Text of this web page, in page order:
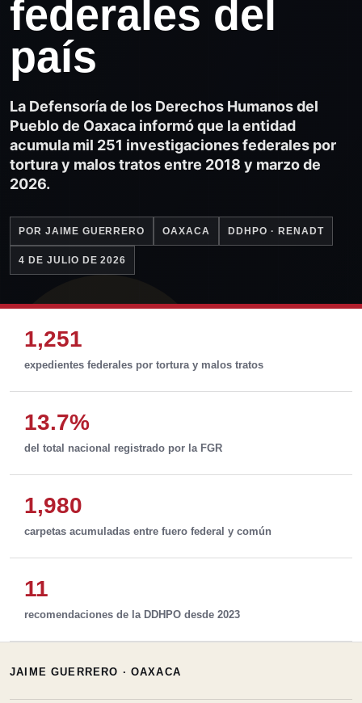
federales del
país
La Defensoría de los Derechos Humanos del
Pueblo de Oaxaca informó que la entidad
acumula mil 251 investigaciones federales por
tortura y malos tratos entre 2018 y marzo de
2026.
POR JAIME GUERRERO OAXACA DDHPO · RENADT
4 DE JULIO DE 2026
1,251
expedientes federales por tortura y malos tratos
13.7%
del total nacional registrado por la FGR
1,980
carpetas acumuladas entre fuero federal y común
11
recomendaciones de la DDHPO desde 2023
JAIME GUERRERO · OAXACA